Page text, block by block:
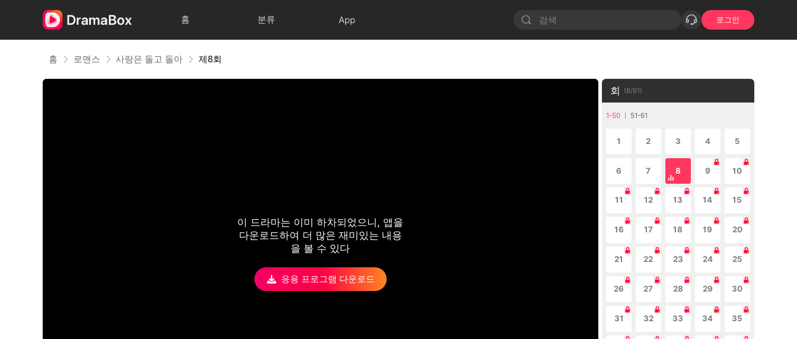
홈 분류 App 로그인
홈 로맨스 사랑은 돌고 돌아 제8회
이 드라마는 이미 하차되었으니, 앱을
다운로드하여 더 많은 재미있는 내용
을 볼 수 있다
응용 프로그램 다운로드
회 (8/61)
1-50 51-61
1 2 3 4 5
6 7 8 9 10
11 12 13 14 15
16 17 18 19 20
21 22 23 24 25
26 27 28 29 30
31 32 33 34 35